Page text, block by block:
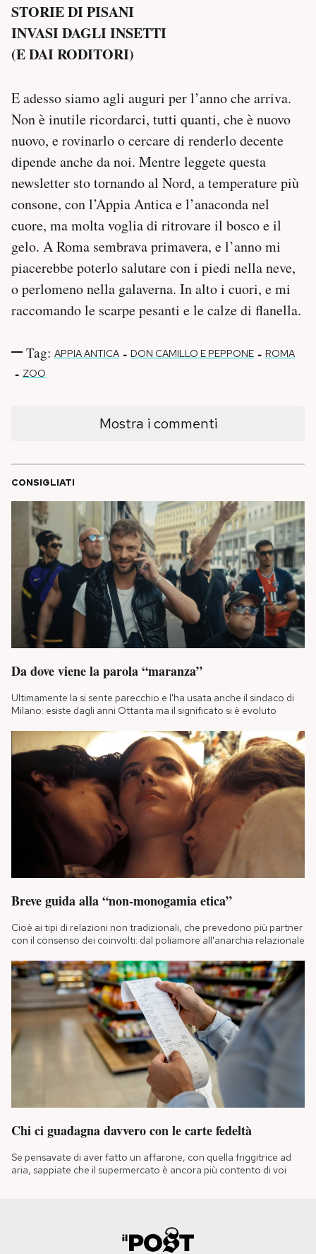
STORIE DI PISANI
INVASI DAGLI INSETTI
(E DAI RODITORI)
E adesso siamo agli auguri per l’anno che arriva.
Non è inutile ricordarci, tutti quanti, che è nuovo
nuovo, e rovinarlo o cercare di renderlo decente
dipende anche da noi. Mentre leggete questa
newsletter sto tornando al Nord, a temperature più
consone, con l’Appia Antica e l’anaconda nel
cuore, ma molta voglia di ritrovare il bosco e il
gelo. A Roma sembrava primavera, e l’anno mi
piacerebbe poterlo salutare con i piedi nella neve,
o perlomeno nella galaverna. In alto i cuori, e mi
raccomando le scarpe pesanti e le calze di flanella.
Tag: APPIA ANTICA - DON CAMILLO E PEPPONE - ROMA
- ZOO
Mostra i commenti
CONSIGLIATI
Da dove viene la parola “maranza”
Ultimamente la si sente parecchio e l'ha usata anche il sindaco di
Milano: esiste dagli anni Ottanta ma il significato si è evoluto
Breve guida alla “non-monogamia etica”
Cioè ai tipi di relazioni non tradizionali, che prevedono più partner
con il consenso dei coinvolti: dal poliamore all'anarchia relazionale
Chi ci guadagna davvero con le carte fedeltà
Se pensavate di aver fatto un affarone, con quella friggitrice ad
aria, sappiate che il supermercato è ancora più contento di voi